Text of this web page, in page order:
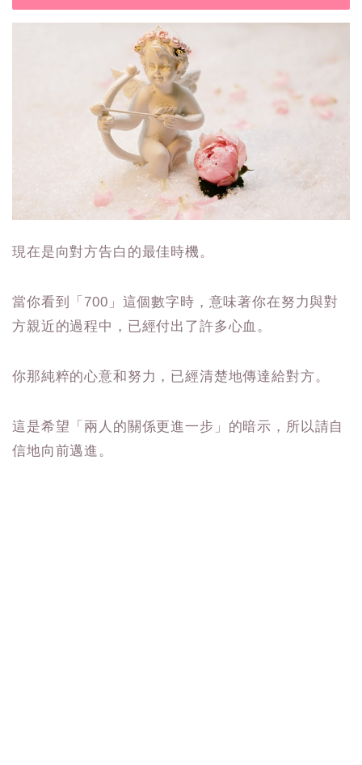
現在是向對方告白的最佳時機。
當你看到「700」這個數字時，意味著你在努力與對
方親近的過程中，已經付出了許多心血。
你那純粹的心意和努力，已經清楚地傳達給對方。
這是希望「兩人的關係更進一步」的暗示，所以請自
信地向前邁進。